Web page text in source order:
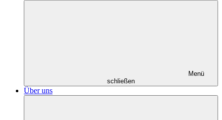
Menü
schließen
Über uns